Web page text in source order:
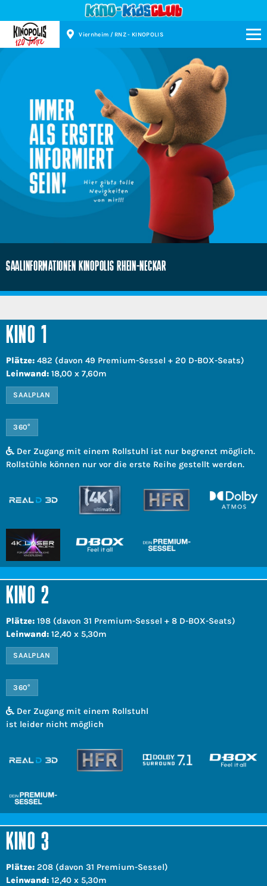
Viernheim / RNZ - KINOPOLIS
SAALINFORMATIONEN KINOPOLIS RHEIN-NECKAR
KINO 1
Plätze: 482 (davon 49 Premium-Sessel + 20 D-BOX-Seats)
Leinwand: 18,00 x 7,60m
SAALPLAN
360°
Der Zugang mit einem Rollstuhl ist nur begrenzt möglich.
Rollstühle können nur vor die erste Reihe gestellt werden.
KINO 2
Plätze: 198 (davon 31 Premium-Sessel + 8 D-BOX-Seats)
Leinwand: 12,40 x 5,30m
SAALPLAN
360°
Der Zugang mit einem Rollstuhl
ist leider nicht möglich
KINO 3
Plätze: 208 (davon 31 Premium-Sessel)
Leinwand: 12,40 x 5,30m